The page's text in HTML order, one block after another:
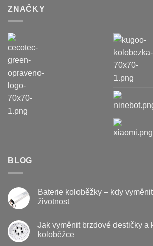
ZNAČKY
BLOG
Baterie koloběžky – kdy
životnost
textu
s
Jak vyměnit brzdové destičky a
koloběžce